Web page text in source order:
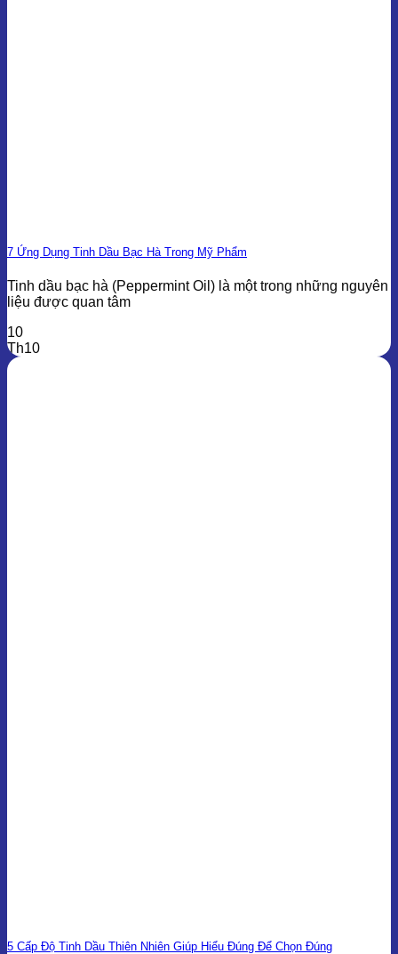
7 Ứng Dụng Tinh Dầu Bạc Hà Trong Mỹ Phẩm
Tinh dầu bạc hà (Peppermint Oil) là một trong những nguyên
liệu được quan tâm
10
Th10
5 Cấp Độ Tinh Dầu Thiên Nhiên Giúp Hiểu Đúng Để Chọn Đúng